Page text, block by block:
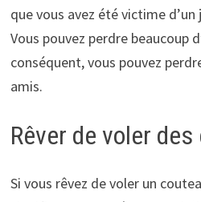
que vous avez été victime d’un
Vous pouvez perdre beaucoup
conséquent, vous pouvez
amis.
Rêver de voler
Si vous rêvez de voler un